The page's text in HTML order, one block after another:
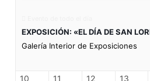
EXPOSICIÓN: «EL DÍA DE SAN
Galería Interior de Exposiciones
10 11 12 13